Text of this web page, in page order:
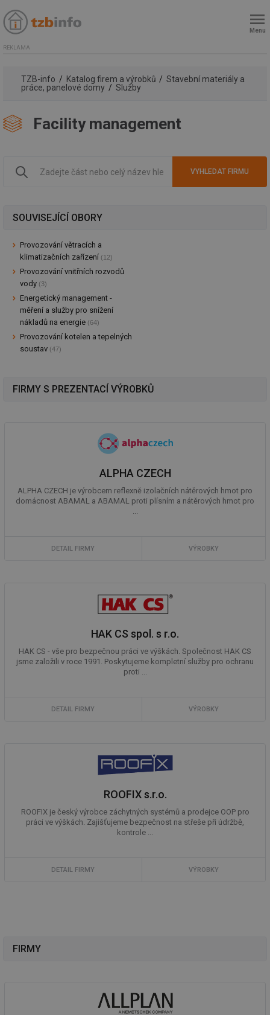
Menu
REKLAMA
TZB-info Katalog firem a výrobků
Stavební materiály a
práce, panelové domy
Služby
Facility management
SOUVISEJÍCÍ OBORY
Provozování větracích a
klimatizačních zařízení (12)
Provozování vnitřních rozvodů
vody (3)
Energetický management -
měření a služby pro snížení
nákladů na energie (64)
Provozování kotelen a tepelných
soustav (47)
FIRMY S PREZENTACÍ VÝROBKŮ
ALPHA CZECH
ALPHA CZECH je výrobcem reflexně izolačních nátěrových hmot pro
domácnost ABAMAL a ABAMAL proti plísním a nátěrových hmot pro
...
DETAIL FIRMY VÝROBKY
HAK CS spol. s r.o.
HAK CS - vše pro bezpečnou práci ve výškách. Společnost HAK CS
jsme založili v roce 1991. Poskytujeme kompletní služby pro ochranu
proti ...
DETAIL FIRMY VÝROBKY
ROOFIX s.r.o.
ROOFIX je český výrobce záchytných systémů a prodejce OOP pro
práci ve výškách. Zajišťujeme bezpečnost na střeše při údržbě,
kontrole ...
DETAIL FIRMY VÝROBKY
FIRMY